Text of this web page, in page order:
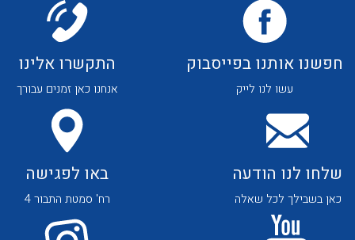
לכל מוצרי היצרן לכל מוצרי היצרן
חפשנו אותנו בפייסבוק
עשו לנו לייק
התקשרו אלינו
אנחנו כאן זמנים עבורך
שלחו לנו הודעה
כאן בשבילך לכל שאלה
באו לפגישה
רח' סמטת התבור 4